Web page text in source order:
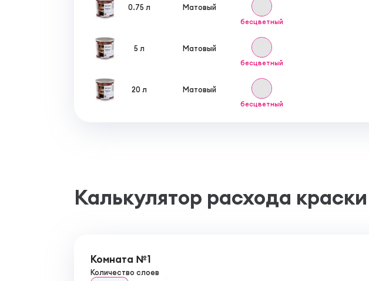
0.75 л Матовый
бесцветный
5 л Матовый
бесцветный
20 л Матовый
бесцветный
Калькулятор расхода краски
Комната №1
Количество слоев